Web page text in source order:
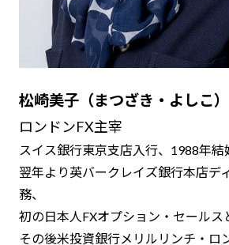
松崎美子（まつざき・よしこ
ロンドンFX主宰
スイス銀行東京支店入行、1988年結
翌年より英バークレイズ銀行本店デ
務、
初の日本人FXオプション・セールス
その後米投資銀行メリルリンチ・ロ